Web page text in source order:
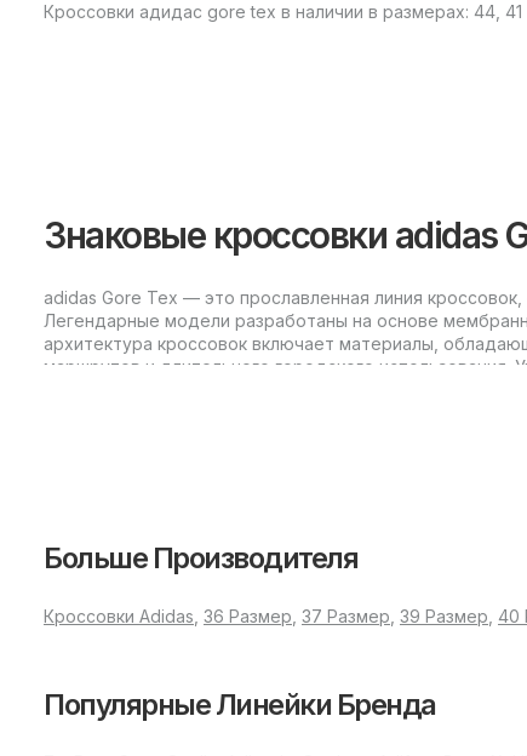
Кроссовки адидас gore tex в наличии в размерах: 44, 41
Знаковые кроссовки adidas
adidas Gore Tex — это прославленная линия
Легендарные модели разработаны на основе
архитектура кроссовок включает материалы,
маршрутов и длительного городского использования.
Adidas Gore Tex низкая версия
Эта модель — выбор для тех, кто ищет легкость,
городских маршрутов, прогулок и активного отдыха на
Adidas Gore Tex высокая версия
Больше Производителя
Кроссовки Adidas 36 Размер 37 Размер 39 Размер 40
Популярные Линейки Бренда